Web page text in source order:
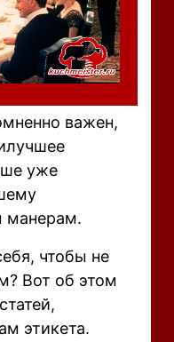
важен,
уже
манерам.
чтобы не
Вот об этом
этикета.